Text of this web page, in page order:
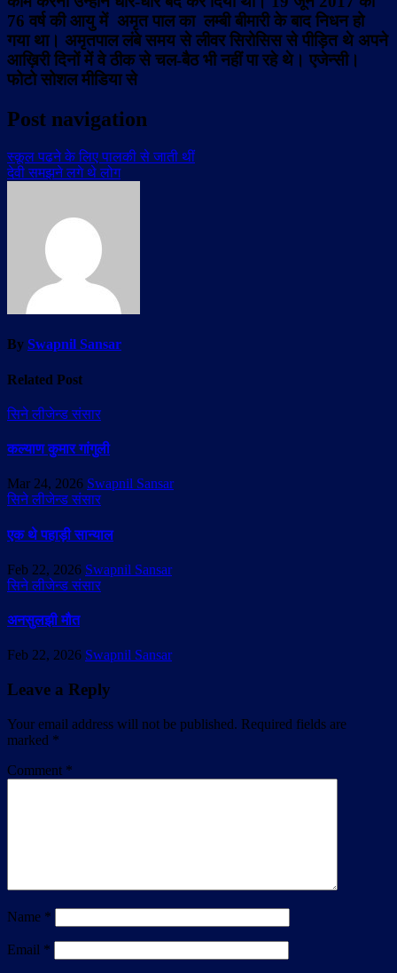
76 वर्ष की आयु में अमृत पाल का लम्बी बीमारी के बाद निधन हो
गया था। अमृतपाल लंबे समय से लीवर सिरोसिस से पीड़ित थे अपने
आख़िरी दिनों में वे ठीक से चल-बैठ भी नहीं पा रहे थे। एजेन्सी।
फोटो सोशल मीडिया से
Post navigation
स्कूल पढने के लिए पालकी से जाती थीं
देवी समझने लगे थे लोग
By Swapnil Sansar
Related Post
सिने लीजेन्ड संसार
कल्याण कुमार गांगुली
Mar 24, 2026 Swapnil Sansar
सिने लीजेन्ड संसार
एक थे पहाड़ी सान्याल
Feb 22, 2026 Swapnil Sansar
सिने लीजेन्ड संसार
अनसुलझी मौत
Feb 22, 2026 Swapnil Sansar
Leave a Reply
Your email address will not be published. Required fields are
marked *
Comment *
Name *
Email *